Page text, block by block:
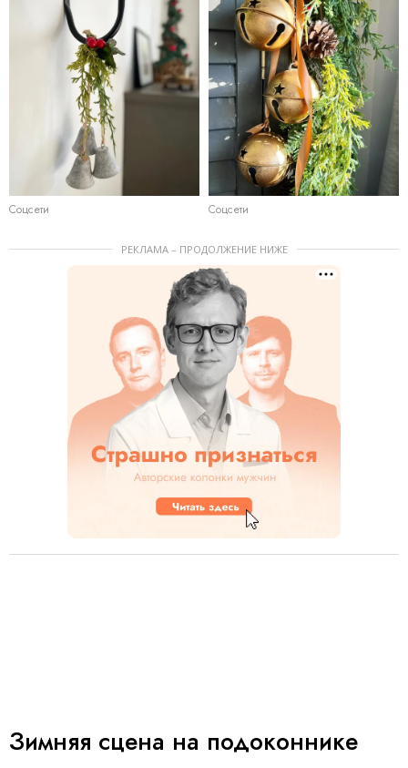
Соцсети Соцсети
РЕКЛАМА – ПРОДОЛЖЕНИЕ НИЖЕ
Зимняя сцена на подоконнике